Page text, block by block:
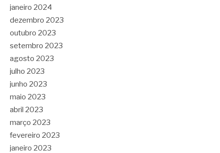
janeiro 2024
dezembro 2023
outubro 2023
setembro 2023
agosto 2023
julho 2023
junho 2023
maio 2023
abril 2023
março 2023
fevereiro 2023
janeiro 2023